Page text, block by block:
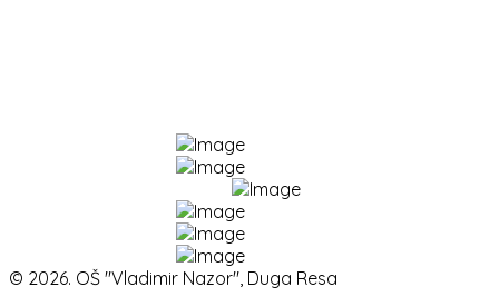
© 2026. OŠ "Vladimir Nazor", Duga Resa